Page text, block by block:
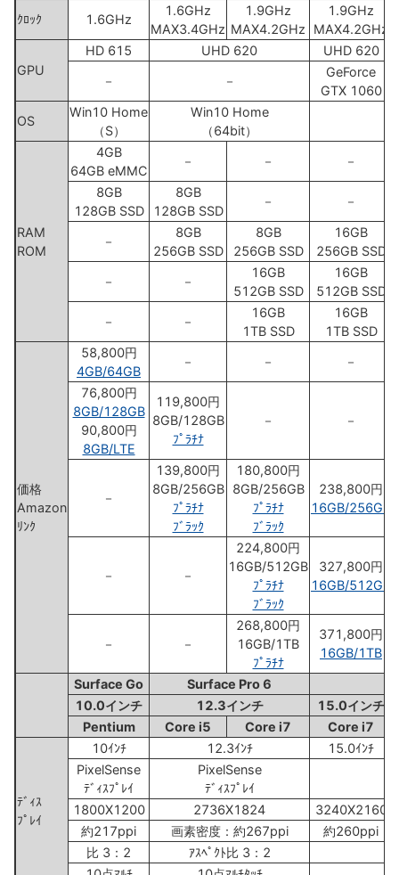
ｸﾛｯｸ
1.6GHz
1.6GHz
MAX3.4GHz
1.9GHz
MAX4.2GHz
1.9GHz
MAX4.2GHz
GPU
HD 615 UHD 620
UHD 620
－
－
GeForce
GTX 1060
OS
Win10 Home
（S）
Win10 Home
（64bit）
RAM
ROM
4GB
64GB eMMC
－ － －
8GB
128GB SSD
8GB
128GB SSD
－ －
－
8GB
256GB SSD
8GB
256GB SSD
16GB
256GB SSD
－
－
16GB
512GB SSD
16GB
512GB SSD
－
－
16GB
1TB SSD
16GB
1TB SSD
価格
Amazon
ﾘﾝｸ
58,800円
4GB/64GB
－ － －
76,800円
8GB/128GB
90,800円
8GB/LTE
119,800円
8GB/128GB
ﾌﾟﾗﾁﾅ
－ －
－
139,800円
8GB/256GB
ﾌﾟﾗﾁﾅ
ﾌﾞﾗｯｸ
180,800円
8GB/256GB
ﾌﾟﾗﾁﾅ
ﾌﾞﾗｯｸ
238,800円
16GB/256GB
－ －
224,800円
16GB/512GB
ﾌﾟﾗﾁﾅ
ﾌﾞﾗｯｸ
327,800円
16GB/512GB
－ －
268,800円
16GB/1TB
ﾌﾟﾗﾁﾅ
371,800円
16GB/1TB
Surface Go Surface Pro 6
10.0インチ
12.3インチ
15.0インチ
Pentium
Core i5 Core i7 Core i7
ﾃﾞｨｽ
ﾌﾟﾚｲ
10ｲﾝﾁ 12.3ｲﾝﾁ
15.0ｲﾝﾁ
PixelSense
ﾃﾞｨｽﾌﾟﾚｲ
PixelSense
ﾃﾞｨｽﾌﾟﾚｲ
1800X1200
2736X1824
3240X2160
約217ppi
画素密度：約267ppi
約260ppi
比 3：2
ｱｽﾍﾟｸﾄ比 3：2